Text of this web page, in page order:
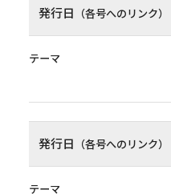
発行日 （各号へのリンク）
テーマ
発行日 （各号へのリンク）
テーマ